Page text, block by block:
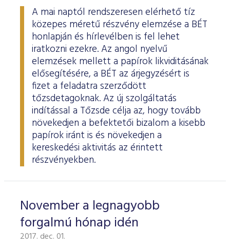
A mai naptól rendszeresen elérhető tíz
közepes méretű részvény elemzése a BÉT
honlapján és hírlevélben is fel lehet
iratkozni ezekre. Az angol nyelvű
elemzések mellett a papírok likviditásának
elősegítésére, a BÉT az árjegyzésért is
fizet a feladatra szerződött
tőzsdetagoknak. Az új szolgáltatás
indítással a Tőzsde célja az, hogy tovább
növekedjen a befektetői bizalom a kisebb
papírok iránt is és növekedjen a
kereskedési aktivitás az érintett
részvényekben.
November a legnagyobb
forgalmú hónap idén
2017. dec. 01.